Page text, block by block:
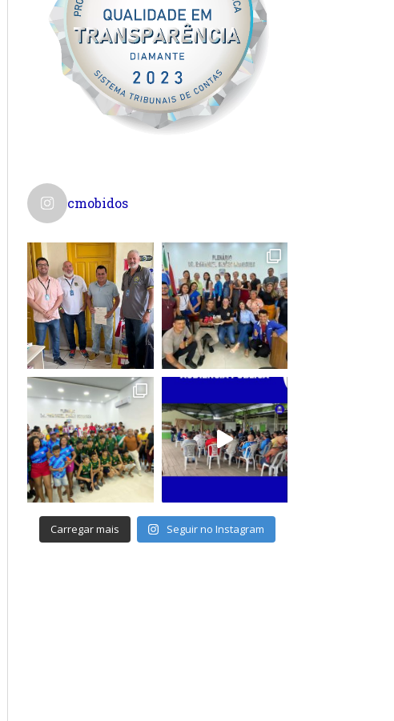
cmobidos
Carregar mais Seguir no Instagram